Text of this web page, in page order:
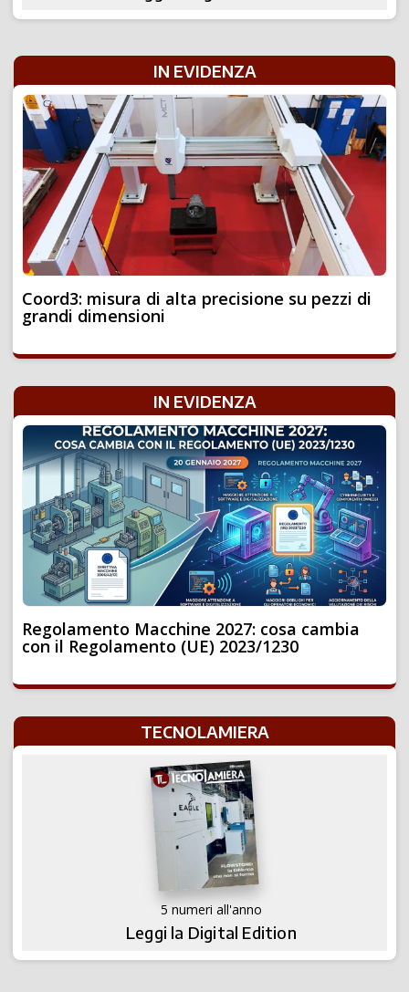
IN EVIDENZA
Coord3: misura di alta precisione su pezzi di
grandi dimensioni
IN EVIDENZA
Regolamento Macchine 2027: cosa cambia
con il Regolamento (UE) 2023/1230
TECNOLAMIERA
5 numeri all'anno
Leggi la Digital Edition